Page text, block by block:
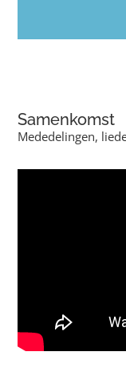
Samenkomst
Mededelingen,